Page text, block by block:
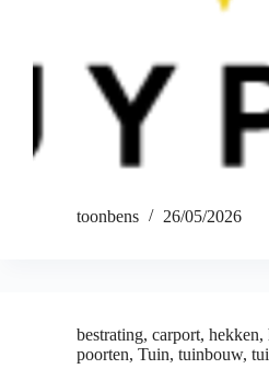
toonbens 26/05/2026
bestrating, carport, hekken,
poorten, Tuin, tuinbouw,